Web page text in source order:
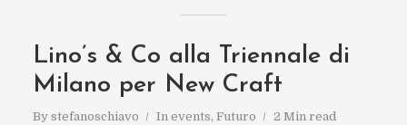
Lino’s & Co alla Triennale di
Milano per New Craft
By stefanoschiavo In events, Futuro 2 Min read